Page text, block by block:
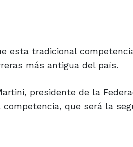
esta tradicional
más antigua del país.
presidente de la
competencia, que será la